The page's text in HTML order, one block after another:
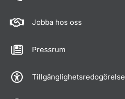
Jobba hos oss
Pressrum
Tillgänglighetsredogörelse